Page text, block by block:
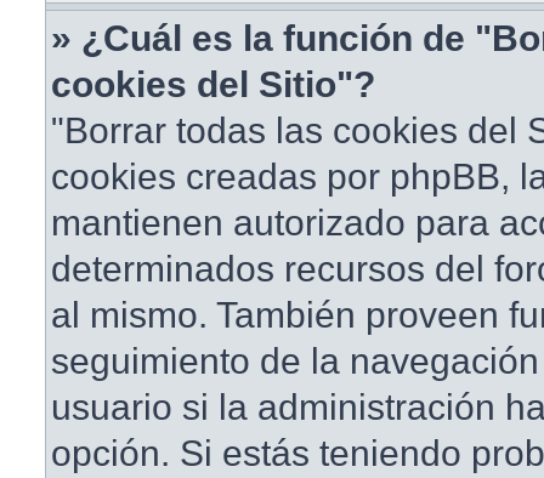
» ¿Cuál es la función de
cookies del Sitio"?
"Borrar todas las cookies del
cookies creadas por phpBB,
mantienen autorizado para
determinados recursos del
al mismo. También proveen
seguimiento de la
usuario si la administración
opción. Si estás teniendo